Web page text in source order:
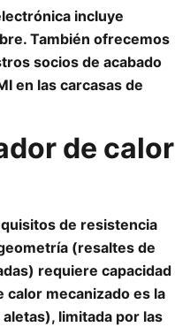
incluye
También ofrecemos
socios de acabado
en las carcasas de
de calor
de resistencia
(resaltes de
requiere capacidad
mecanizado es la
limitada por las